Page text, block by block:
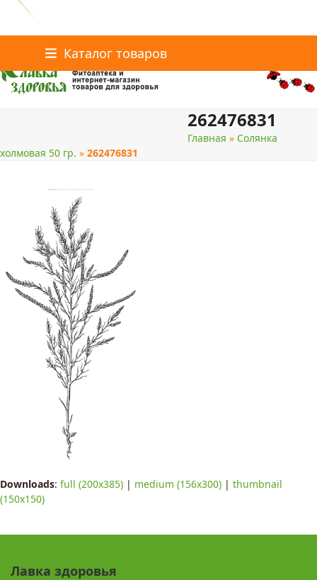
content
Каталог товаров
Контакты
262476831
Главная » Солянка
холмовая 50 гр. » 262476831
Downloads: full (200x385) | medium (156x300) | thumbnail
(150x150)
Лавка здоровья